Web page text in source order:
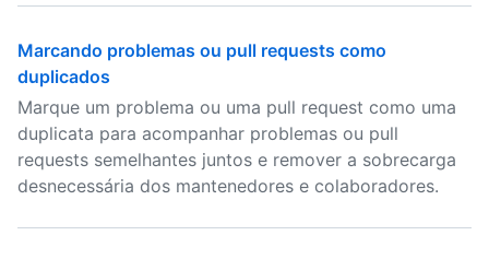
Marcando problemas ou pull requests como
duplicados
Marque um problema ou uma pull request como uma
duplicata para acompanhar problemas ou pull
requests semelhantes juntos e remover a sobrecarga
desnecessária dos mantenedores e colaboradores.